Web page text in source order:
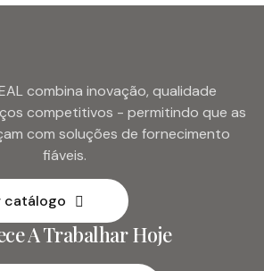
combina inovação, qualidade
competitivos - permitindo que as
com soluções de fornecimento
fiáveis.
catálogo
A Trabalhar Hoje